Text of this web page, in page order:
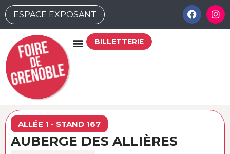
ESPACE EXPOSANT
BILLETTERIE
ALLÉE 1 - STAND 167
AUBERGE DES ALLIÈRES